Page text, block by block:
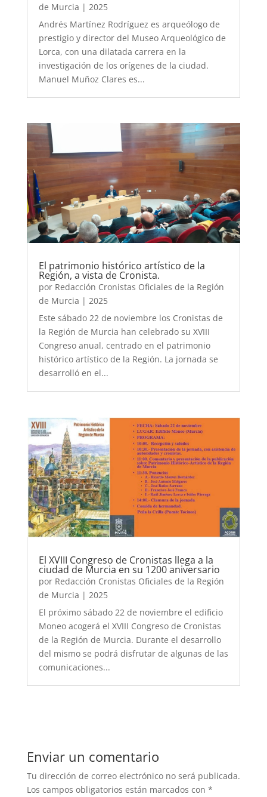
de Murcia | 2025
Andrés Martínez Rodríguez es arqueólogo de
prestigio y director del Museo Arqueológico de
Lorca, con una dilatada carrera en la
investigación de los orígenes de la ciudad.
Manuel Muñoz Clares es...
El patrimonio histórico artístico de la
Región, a vista de Cronista.
por Redacción Cronistas Oficiales de la Región
de Murcia | 2025
Este sábado 22 de noviembre los Cronistas de
la Región de Murcia han celebrado su XVIII
Congreso anual, centrado en el patrimonio
histórico artístico de la Región. La jornada se
desarrolló en el...
El XVIII Congreso de Cronistas llega a la
ciudad de Murcia en su 1200 aniversario
por Redacción Cronistas Oficiales de la Región
de Murcia | 2025
El próximo sábado 22 de noviembre el edificio
Moneo acogerá el XVIII Congreso de Cronistas
de la Región de Murcia. Durante el desarrollo
del mismo se podrá disfrutar de algunas de las
comunicaciones...
Enviar un comentario
Tu dirección de correo electrónico no será publicada.
Los campos obligatorios están marcados con *